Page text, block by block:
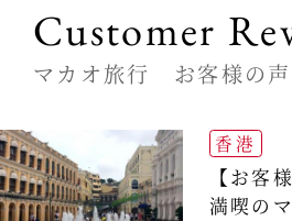
Customer
マカオ旅行 お客様の声
香港
【お客
満喫の